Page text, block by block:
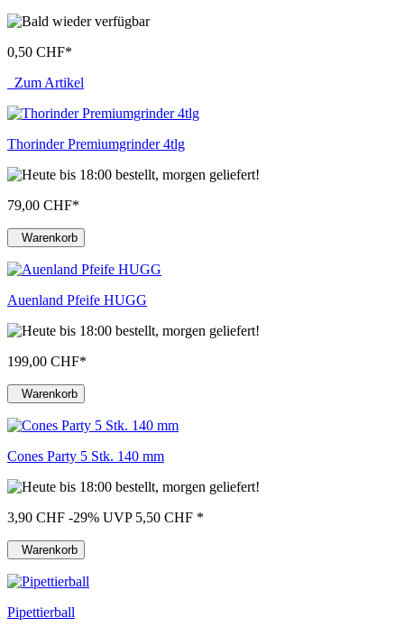
0,50 CHF*
Zum Artikel
Thorinder Premiumgrinder 4tlg
79,00 CHF*
Warenkorb
Auenland Pfeife HUGG
199,00 CHF*
Warenkorb
Cones Party 5 Stk. 140 mm
3,90 CHF -29% UVP 5,50 CHF *
Warenkorb
Pipettierball